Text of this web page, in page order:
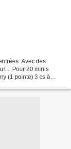
Avec des
Pour 20 minis
(1 pointe) 3 cs à